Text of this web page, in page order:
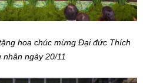
hoa chúc mừng Đại đức Thích
nhân ngày 20/11